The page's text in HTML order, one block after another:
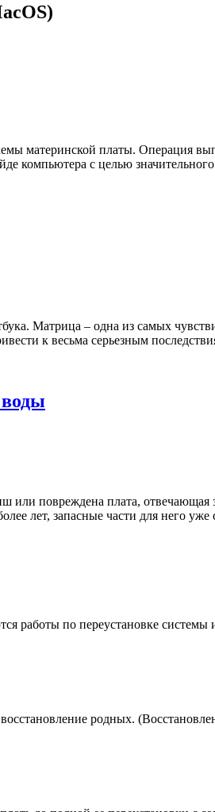
материнской платы. Операция
компьютера с целью
Матрица – одна из самых
к весьма серьезным
повреждена плата, отвечающая
лет, запасные части для него
работы по переустановке
родных.